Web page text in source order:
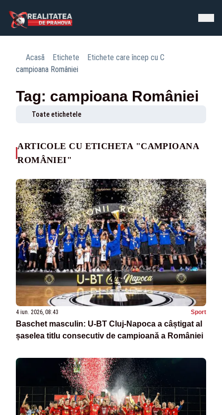
Acasă Etichete
Etichete care încep cu C
campioana României
Tag: campioana României
Toate etichetele
ARTICOLE CU ETICHETA "CAMPIOANA
ROMÂNIEI"
4 iun. 2026, 08:43 Sport
Baschet masculin: U-BT Cluj-Napoca a câștigat al
șaselea titlu consecutiv de campioană a României